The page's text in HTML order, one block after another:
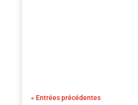
« Entrées précédentes